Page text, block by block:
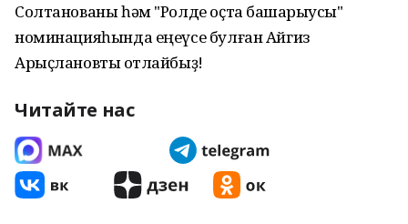
Солтанованы һәм "Ролде оҫта башҡарыусы"
номинацияһында еңеүсе булған Айгиз
Арыҫлановты ҡотлайбыҙ!
Читайте нас